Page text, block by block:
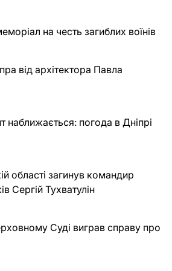
на честь загиблих воїнів
від архітектора Павла
погода в Дніпрі
області загинув командир
Сергій Тухватулін
Суді виграв справу про